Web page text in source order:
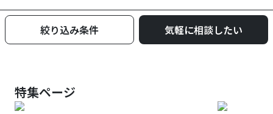
絞り込み条件 気軽に相談したい
特集ページ